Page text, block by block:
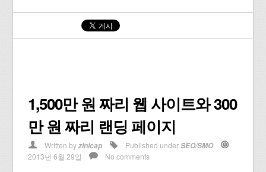
1,500만 원 짜리 웹 사이트와 300
만 원 짜리 랜딩 페이지
Written byzinicap Published underSEO/SMO
2013년 6월 29일
No comments